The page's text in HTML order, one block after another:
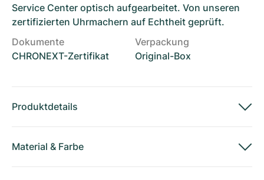
Service Center optisch aufgearbeitet. Von unseren
zertifizierten Uhrmachern auf Echtheit geprüft.
Dokumente
CHRONEXT-Zertifikat
Verpackung
Original-Box
Produktdetails
Material & Farbe